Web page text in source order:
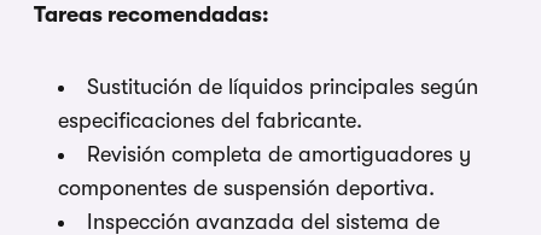
Tareas recomendadas:
Sustitución de líquidos principales según
especificaciones del fabricante.
Revisión completa de amortiguadores y
componentes de suspensión deportiva.
Inspección avanzada del sistema de